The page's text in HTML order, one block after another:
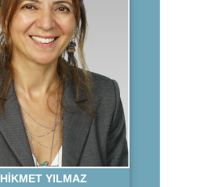
HİKMET YILMAZ